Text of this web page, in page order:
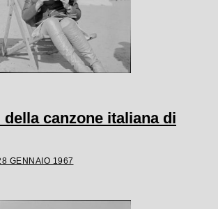
della canzone italiana di
GENNAIO 1967